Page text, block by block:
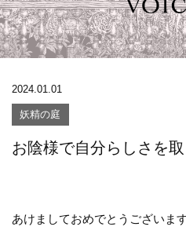
2024.01.01
妖精の庭
お陰様で自分らしさを
あけましておめでとうございま